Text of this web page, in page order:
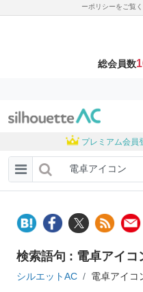
ーポリシーをご覧
総会員数
プレミアム会員
検索語句 : 電卓アイコ
シルエットAC 電卓アイコ